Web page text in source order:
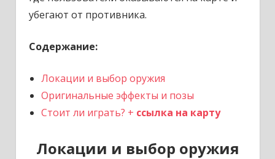
убегают от противника.
Содержание:
Локации и выбор оружия
Оригинальные эффекты и позы
Стоит ли играть? + ссылка на карту
Локации и выбор оружия